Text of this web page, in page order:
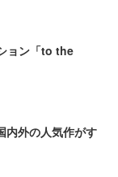
ョン「to the
内外の人気作がす